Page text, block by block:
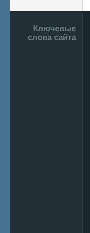
Подвал
Ключевые
слова сайта